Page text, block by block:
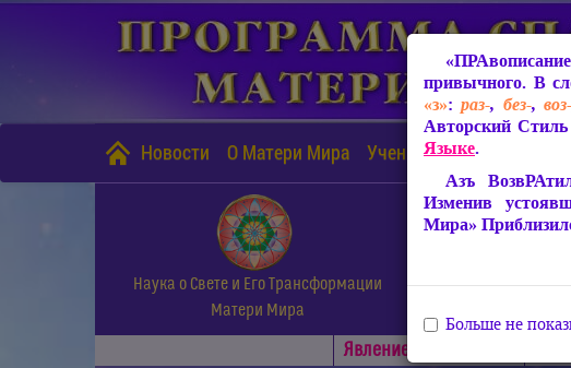
Новости О Матери Мира Учение Матери Мира
Наука о Свете и Его Трансформации
Матери Мира
Явлениe Матери Мира
привычного. В
«з»:раз-, без-, воз-
Авторский
Языке.
Азъ
Изменив
Мира»
Больше не